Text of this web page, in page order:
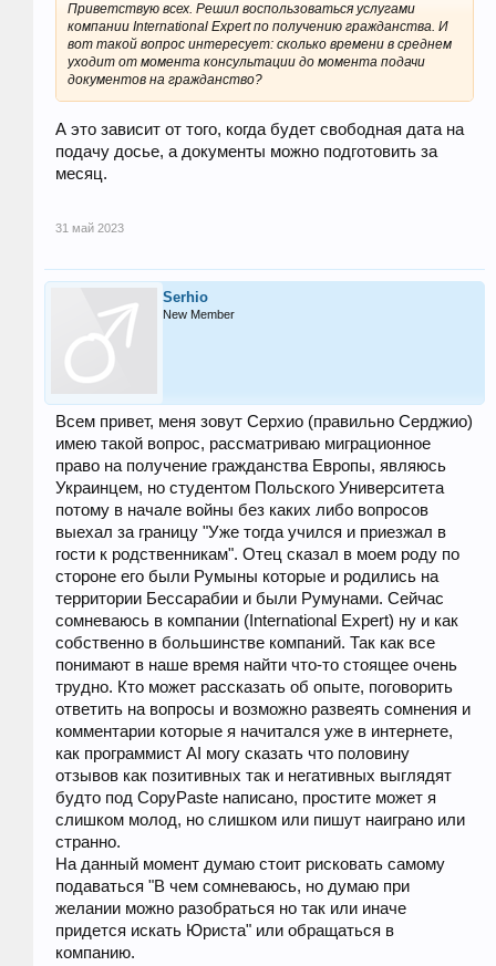
Приветствую всех. Решил воспользоваться услугами
компании International Expert по получению гражданства. И
вот такой вопрос интересует: сколько времени в среднем
уходит от момента консультации до момента подачи
документов на гражданство?
А это зависит от того, когда будет свободная дата на
подачу досье, а документы можно подготовить за
месяц.
31 май 2023
Serhio
New Member
Всем привет, меня зовут Серхио (правильно Серджио)
имею такой вопрос, рассматриваю миграционное
право на получение гражданства Европы, являюсь
Украинцем, но студентом Польского Университета
потому в начале войны без каких либо вопросов
выехал за границу "Уже тогда учился и приезжал в
гости к родственникам". Отец сказал в моем роду по
стороне его были Румыны которые и родились на
территории Бессарабии и были Румунами. Сейчас
сомневаюсь в компании (International Expert) ну и как
собственно в большинстве компаний. Так как все
понимают в наше время найти что-то стоящее очень
трудно. Кто может рассказать об опыте, поговорить
ответить на вопросы и возможно развеять сомнения и
комментарии которые я начитался уже в интернете,
как программист AI могу сказать что половину
отзывов как позитивных так и негативных выглядят
будто под CopyPaste написано, простите может я
слишком молод, но слишком или пишут наиграно или
странно.
На данный момент думаю стоит рисковать самому
подаваться "В чем сомневаюсь, но думаю при
желании можно разобраться но так или иначе
придется искать Юриста" или обращаться в
компанию.